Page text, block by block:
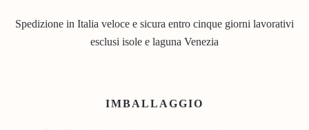
Spedizione in Italia veloce e sicura entro cinque giorni lavorativi
esclusi isole e laguna Venezia
IMBALLAGGIO